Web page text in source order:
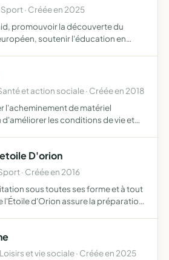
· Créée en 2025
promouvoir la découverte du
soutenir l'éducation en
et action sociale · Créée en 2018
l'acheminement de matériel
les conditions de vie et
D'orion
· Créée en 2016
sous toutes ses forme et à tout
l'Étoile d'Orion assure la préparation
et vie sociale · Créée en 2025